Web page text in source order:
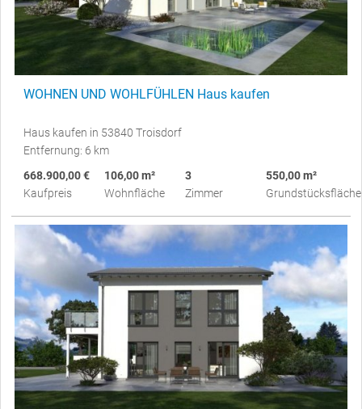
WOHNEN UND WOHLFÜHLEN Haus kaufen
Haus kaufen in 53840 Troisdorf
Entfernung: 6 km
668.900,00 €
Kaufpreis
106,00 m²
Wohnfläche
3
Zimmer
550,00 m²
Grundstücksfläche